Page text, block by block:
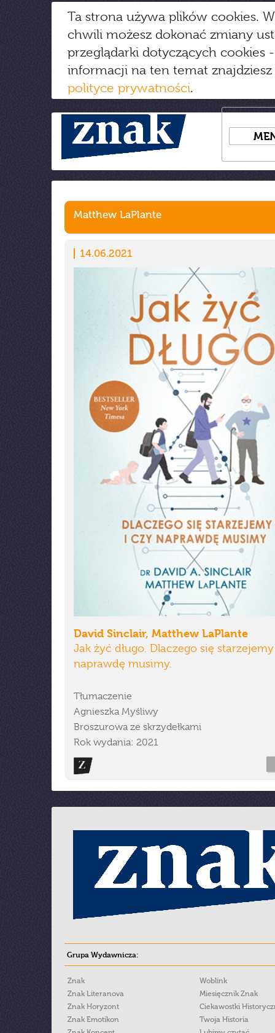
Ta strona używa plików cookies.
chwili możesz dokonać zmiany
przeglądarki dotyczących cookies
informacji na ten temat
polityce prywatności.
Matthew LaPlante
14.06.2021
David Sinclair, Matthew LaPlante
Jak żyć długo. Dlaczego się
naprawdę musimy.
Tłumaczenie
Agnieszka Myśliwy
Broszurowa ze skrzydełkami
Rok wydania: 2021
Grupa Wydawnicza:
Znak
Znak Literanova
Znak Horyzont
Znak Emotikon
Woblink
Miesięcznik Znak
Ciekawostki
Twoja Historia